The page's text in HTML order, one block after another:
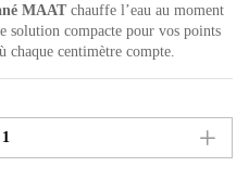
MAAT chauffe l’eau au moment
solution compacte pour vos points
chaque centimètre compte.